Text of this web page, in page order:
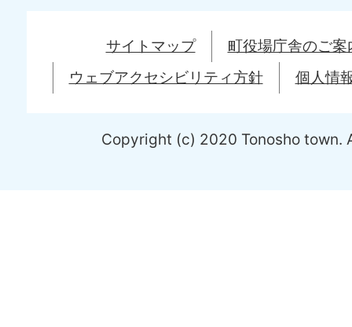
サイトマップ
町役場庁舎のご案
ウェブアクセシビリティ方針
個人情
Copyright (c) 2020 Tonosho town.